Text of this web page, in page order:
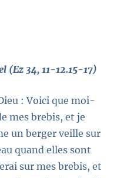
(Ez 34, 11-12.15-17)
: Voici que moi-
mes brebis, et je
un berger veille sur
quand elles sont
sur mes brebis, et